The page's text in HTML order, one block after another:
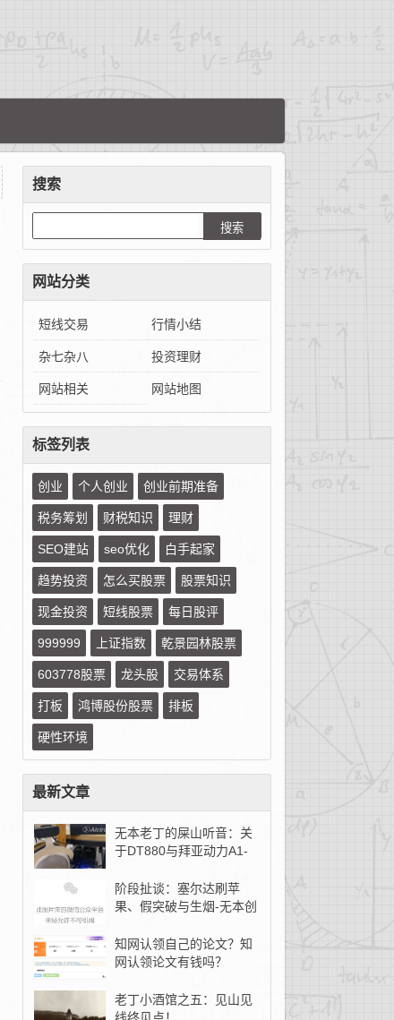
搜索
网站分类
短线交易 行情小结
杂七杂八 投资理财
网站相关 网站地图
标签列表
创业 个人创业 创业前期准备
税务筹划 财税知识 理财
SEO建站 seo优化 白手起家
趋势投资 怎么买股票 股票知识
现金投资 短线股票 每日股评
999999 上证指数 乾景园林股票
603778股票 龙头股 交易体系
打板 鸿博股份股票 排板
硬性环境
最新文章
无本老丁的屎山听音：关
于DT880与拜亚动力A1-
阶段扯谈：塞尔达刷苹
果、假突破与生烟-无本创
知网认领自己的论文？知
网认领论文有钱吗？
老丁小酒馆之五：见山见